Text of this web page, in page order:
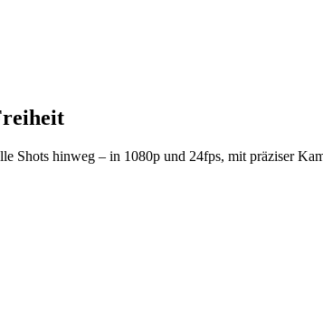
Shots hinweg – in 1080p und 24fps, mit präziser